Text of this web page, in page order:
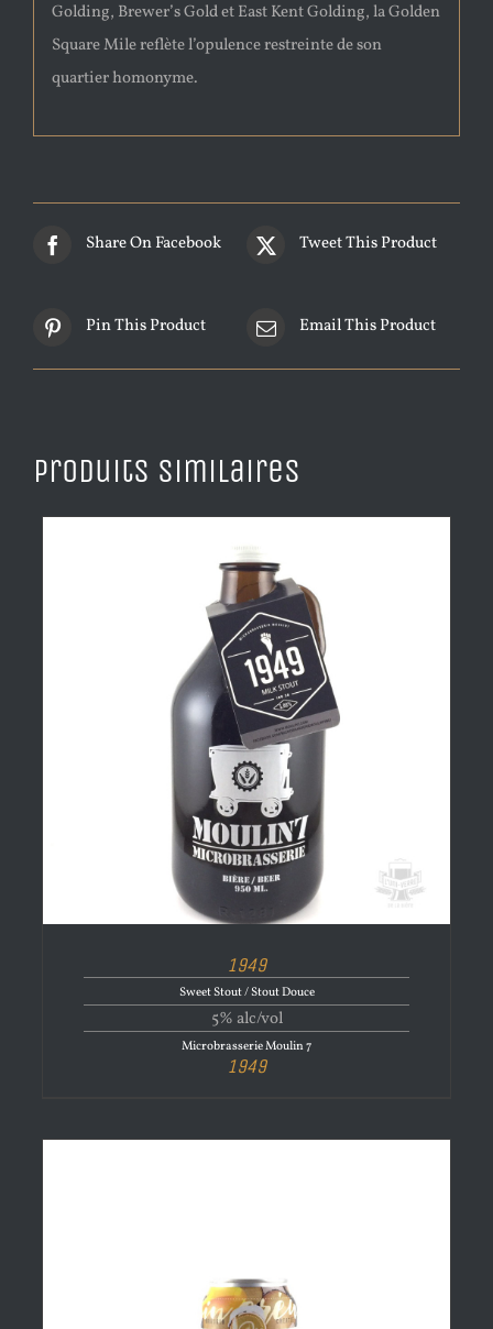
Golding, Brewer’s Gold et East Kent Golding, la Golden
Square Mile reflète l’opulence restreinte de son
quartier homonyme.
Share On Facebook Tweet This Product
Pin This Product Email This Product
Produits similaires
1949
Sweet Stout / Stout Douce
5% alc/vol
Microbrasserie Moulin 7
1949